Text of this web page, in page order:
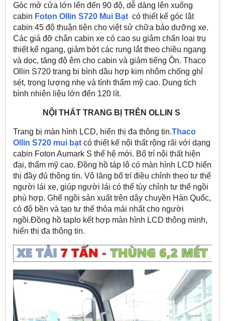
Góc mở cửa lớn lến đến 90 độ, dễ dàng lên xuống
cabin Foton Ollin S720 Mui Bạt có thiết kế góc lật
cabin 45 độ thuận tiện cho việt sử chữa bảo dưỡng xe.
Các giá đỡ chân cabin xe có cao su giảm chấn loại trụ
thiết kế ngang, giảm bớt các rung lắt theo chiều ngang
và dọc, tăng độ êm cho cabin và giảm tiếng Ồn. Thaco
Ollin S720 trang bị bình dầu hợp kim nhôm chống ghỉ
sét, trọng lượng nhẹ và tính thẩm mỹ cao. Dung tích
bình nhiên liệu lớn đến 120 lít.
NỘI THẤT TRANG BỊ TRÊN OLLIN S
Trang bị màn hình LCD, hiển thị đa thông tin.Thaco
Ollin S720 mui bạt có thiết kế nội thất rộng rãi với dạng
cabin Foton Aumark S thế hệ mới. Bố trí nội thất hiện
đại, thẩm mỹ cao. Đồng hồ táp lô có màn hình LCD hiển
thị đầy đủ thông tin. Vô lăng bố trí điều chỉnh theo tư thế
người lái xe, giúp người lái có thể tùy chỉnh tư thế ngồi
phù hợp. Ghế ngồi sản xuất trên dây chuyền Hàn Quốc,
có độ bền và tạo tư thế thỏa mái nhất cho người
ngồi.Đồng hồ taplo kết hợp màn hình LCD thông minh,
hiển thị đa thông tin.